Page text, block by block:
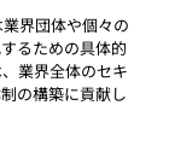
界団体や個々の
るための具体的
業界全体のセキ
の構築に貢献し